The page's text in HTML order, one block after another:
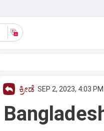
ಕ್ರೀಡೆ SEP 2, 2023, 4:03